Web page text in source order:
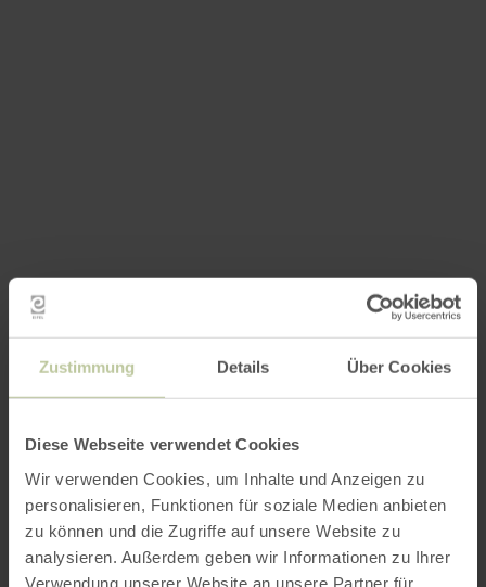
Zustimmung Details Über Cookies
Diese Webseite verwendet Cookies
Wir verwenden Cookies, um Inhalte und Anzeigen zu
personalisieren, Funktionen für soziale Medien anbieten
zu können und die Zugriffe auf unsere Website zu
analysieren. Außerdem geben wir Informationen zu Ihrer
Verwendung unserer Website an unsere Partner für